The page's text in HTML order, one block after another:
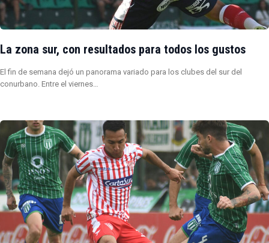
La zona sur, con resultados para todos los gustos
El fin de semana dejó un panorama variado para los clubes del sur del
conurbano. Entre el viernes…